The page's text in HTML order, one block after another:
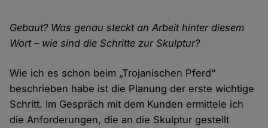
Gebaut? Was genau steckt an Arbeit hinter diesem
Wort – wie sind die Schritte zur Skulptur?
Wie ich es schon beim „Trojanischen Pferd“
beschrieben habe ist die Planung der erste wichtige
Schritt. Im Gespräch mit dem Kunden ermittele ich
die Anforderungen, die an die Skulptur gestellt